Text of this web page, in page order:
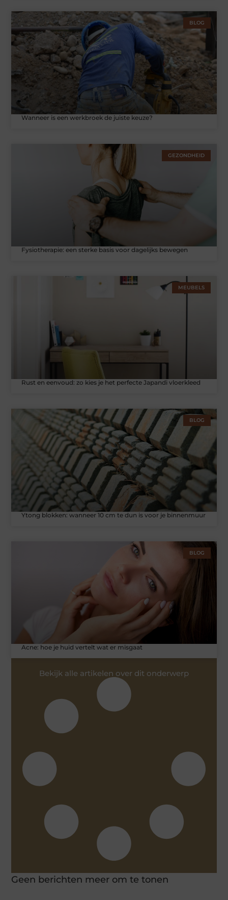
BLOG
Wanneer is een werkbroek de juiste keuze?
GEZONDHEID
Fysiotherapie: een sterke basis voor dagelijks bewegen
MEUBELS
Rust en eenvoud: zo kies je het perfecte Japandi vloerkleed
BLOG
Ytong blokken: wanneer 10 cm te dun is voor je binnenmuur
BLOG
Acne: hoe je huid vertelt wat er misgaat
Bekijk alle artikelen over dit onderwerp
Geen berichten meer om te tonen